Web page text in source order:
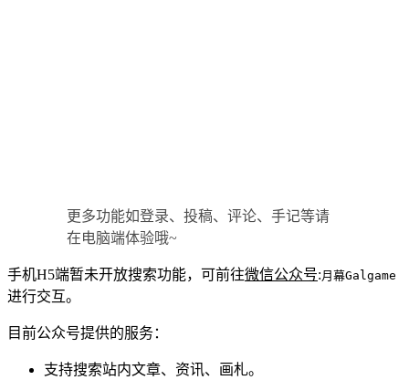
更多功能如登录、投稿、评论、手记等请
在电脑端体验哦~
手机H5端暂未开放搜索功能，可前往微信公众号: 月幕Galgame
进行交互。
目前公众号提供的服务：
支持搜索站内文章、资讯、画札。